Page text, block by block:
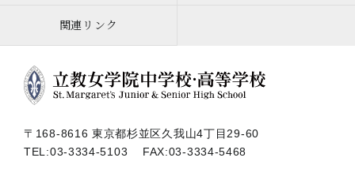
関連リンク
〒168-8616 東京都杉並区久我山4丁目29-60
TEL:03-3334-5103 FAX:03-3334-5468